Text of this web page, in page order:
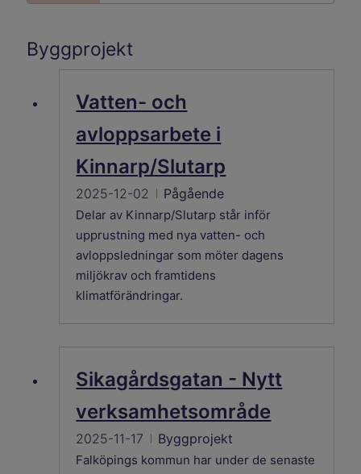
Byggprojekt
Vatten- och
avloppsarbete i
Kinnarp/Slutarp
2025-12-02 Pågående
Delar av Kinnarp/Slutarp står inför
upprustning med nya vatten- och
avloppsledningar som möter dagens
miljökrav och framtidens
klimatförändringar.
Sikagårdsgatan - Nytt
verksamhetsområde
2025-11-17 Byggprojekt
Falköpings kommun har under de senaste